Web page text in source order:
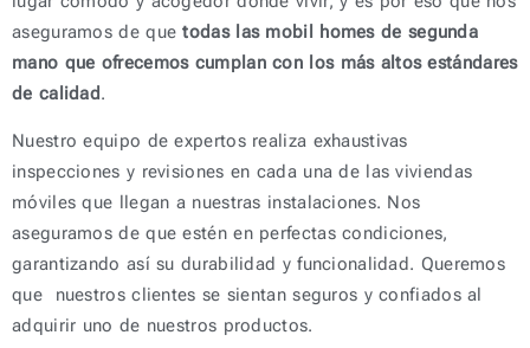
aseguramos de quetodas las mobil homes de segunda
mano que ofrecemos cumplan con los más altos estándares
de calidad.
Nuestro equipo de expertos realiza exhaustivas
inspecciones y revisiones en cada una de las viviendas
móviles que llegan a nuestras instalaciones. Nos
aseguramos de que estén en perfectas condiciones,
garantizando así su durabilidad y funcionalidad. Queremos
que nuestros clientes se sientan seguros y confiados al
adquirir uno de nuestros productos.